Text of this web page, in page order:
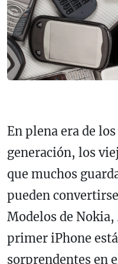
En plena era de
generación, los
que muchos
pueden
Modelos de
primer iPhone
sorprendentes en